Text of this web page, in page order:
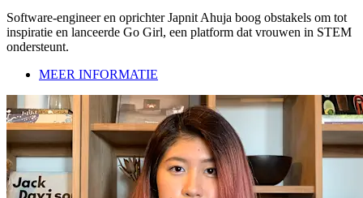
Software-engineer en oprichter Japnit Ahuja boog obstakels om tot
inspiratie en lanceerde Go Girl, een platform dat vrouwen in STEM
ondersteunt.
MEER INFORMATIE